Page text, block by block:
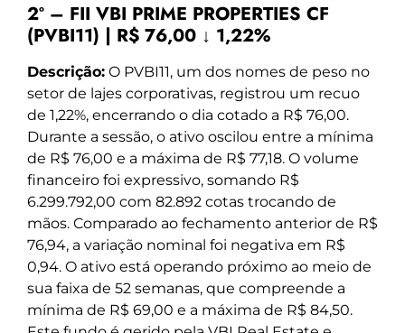
2º – FII VBI PRIME PROPERTIES CF
(PVBI11) | R$ 76,00 ↓ 1,22%
Descrição: O PVBI11, um dos nomes de peso no
setor de lajes corporativas, registrou um recuo
de 1,22%, encerrando o dia cotado a R$ 76,00.
Durante a sessão, o ativo oscilou entre a mínima
de R$ 76,00 e a máxima de R$ 77,18. O volume
financeiro foi expressivo, somando R$
6.299.792,00 com 82.892 cotas trocando de
mãos. Comparado ao fechamento anterior de R$
76,94, a variação nominal foi negativa em R$
0,94. O ativo está operando próximo ao meio de
sua faixa de 52 semanas, que compreende a
mínima de R$ 69,00 e a máxima de R$ 84,50.